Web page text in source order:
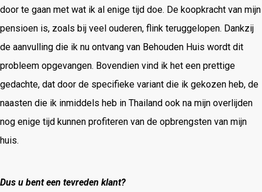
door te gaan met wat ik al enige tijd doe. De koopkracht van mijn
pensioen is, zoals bij veel ouderen, flink teruggelopen. Dankzij
de aanvulling die ik nu ontvang van Behouden Huis wordt dit
probleem opgevangen. Bovendien vind ik het een prettige
gedachte, dat door de specifieke variant die ik gekozen heb, de
naasten die ik inmiddels heb in Thailand ook na mijn overlijden
nog enige tijd kunnen profiteren van de opbrengsten van mijn
huis.
Dus u bent een tevreden klant?